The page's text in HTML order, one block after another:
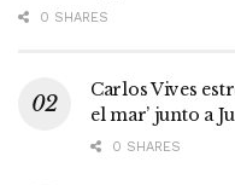
0 SHARES
Carlos Vives
el mar’ junto a
0 SHARES